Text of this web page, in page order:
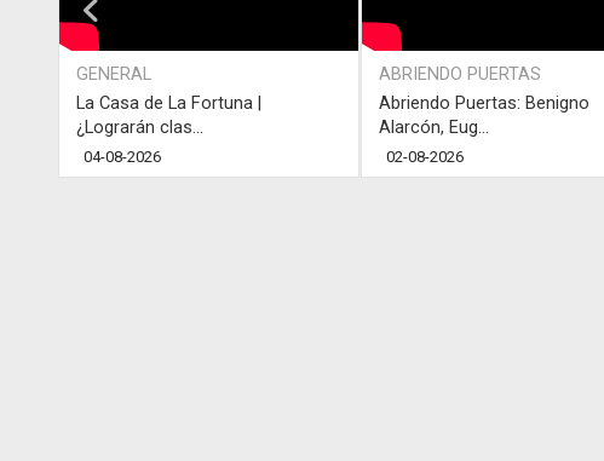
GENERAL
La Casa de La Fortuna |
¿Lograrán clas...
04-08-2026
ABRIENDO PUERTAS
Abriendo Puertas: Benigno
Alarcón, Eug...
02-08-2026